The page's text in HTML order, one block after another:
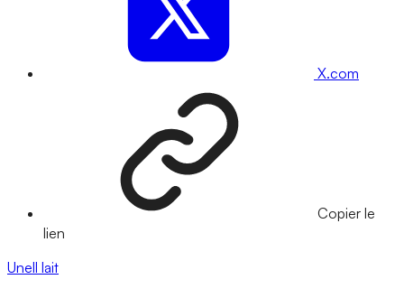
X.com
Copier le
lien
Unell lait